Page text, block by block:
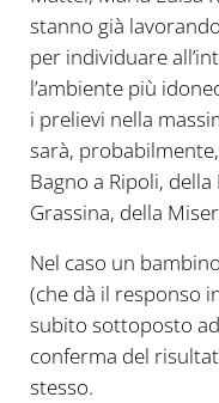
stanno già
per individuare
l’ambiente più
i prelievi nella
sarà,
Bagno a Ripoli,
Grassina, della
Nel caso un
(che dà il responso
subito sottoposto
conferma del
stesso.